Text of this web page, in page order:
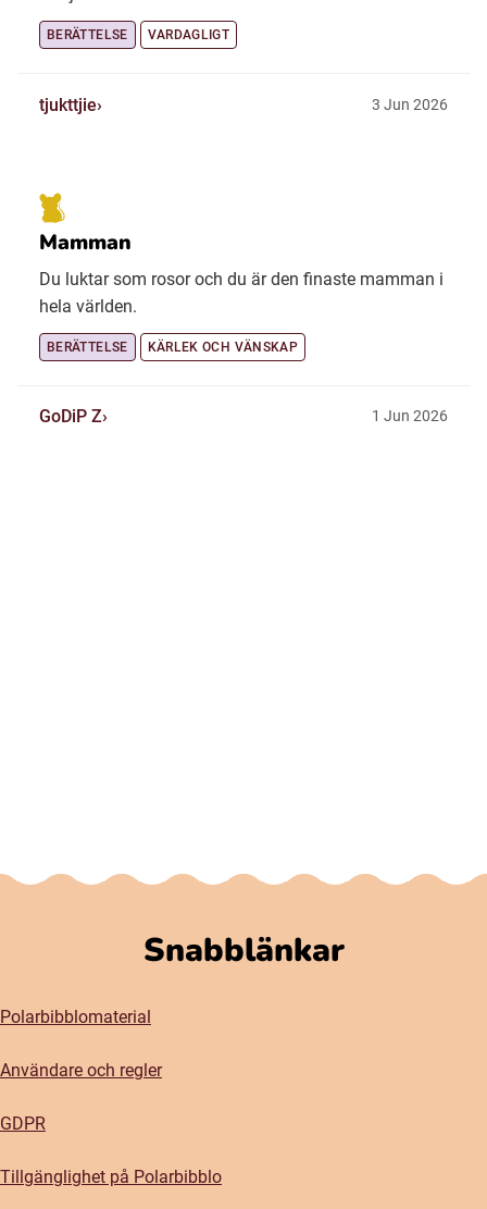
BERÄTTELSE VARDAGLIGT
tjukttjie 3 Jun 2026
Mamman
Du luktar som rosor och du är den finaste mamman i
hela världen.
BERÄTTELSE KÄRLEK OCH VÄNSKAP
GoDiP Z 1 Jun 2026
Snabblänkar
Polarbibblomaterial
Användare och regler
GDPR
Tillgänglighet på Polarbibblo